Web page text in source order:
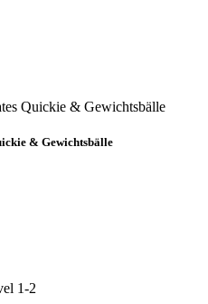
& Gewichtsbälle